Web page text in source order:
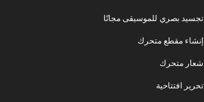
تجسيد بصري للموسيقى مجانًا
إنشاء مقطع متحرك
شعار متحرك
تحرير افتتاحية